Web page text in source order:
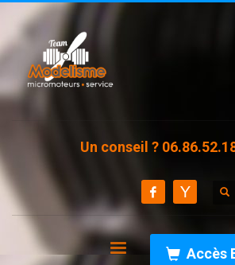
Un conseil ?
Accès